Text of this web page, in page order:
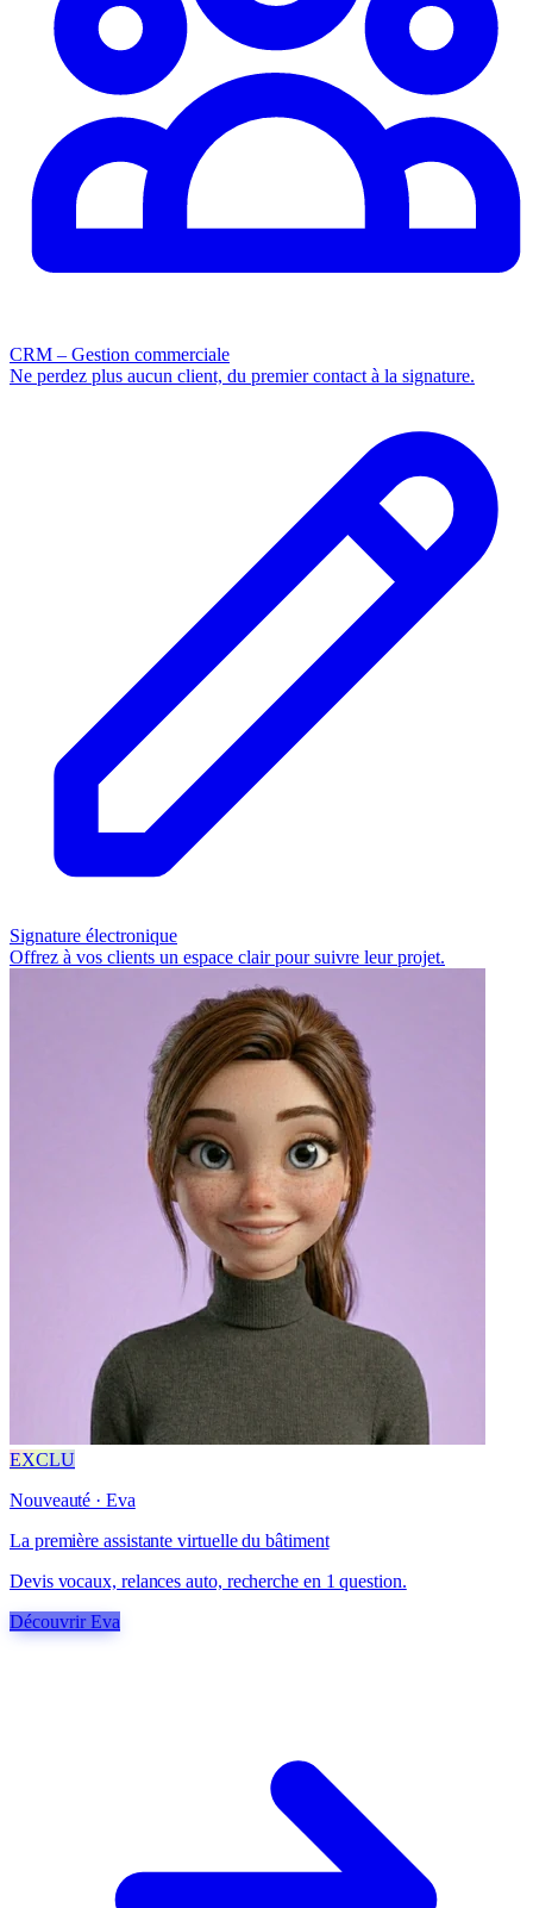
CRM – Gestion commerciale
Ne perdez plus aucun client, du premier contact à la signature.
Signature électronique
Offrez à vos clients un espace clair pour suivre leur projet.
EXCLU
Nouveauté · Eva
La première assistante virtuelle du bâtiment
Devis vocaux, relances auto, recherche en 1 question.
Découvrir Eva